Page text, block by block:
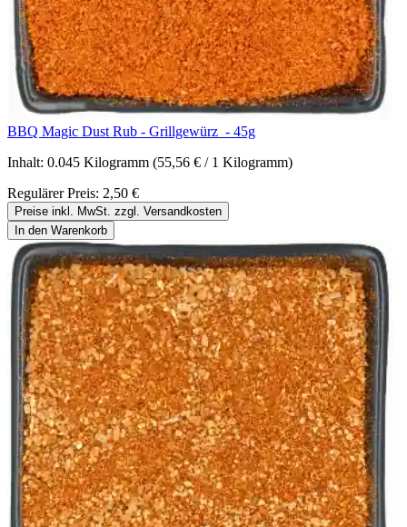
BBQ Magic Dust Rub - Grillgewürz - 45g
Inhalt: 0.045 Kilogramm (55,56 € / 1 Kilogramm)
Regulärer Preis: 2,50 €
Preise inkl. MwSt. zzgl. Versandkosten
In den Warenkorb